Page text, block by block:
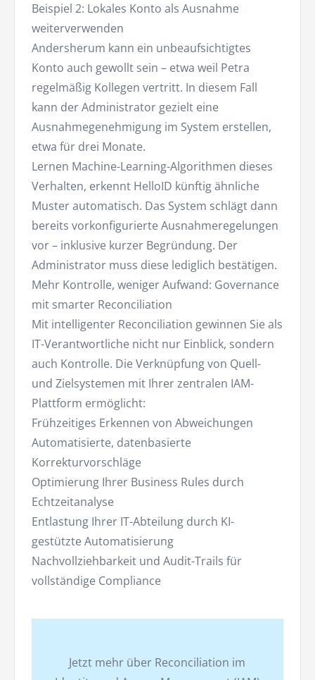
Beispiel 2: Lokales Konto als Ausnahme
weiterverwenden
Andersherum kann ein unbeaufsichtigtes
Konto auch gewollt sein – etwa weil Petra
regelmäßig Kollegen vertritt. In diesem Fall
kann der Administrator gezielt eine
Ausnahmegenehmigung im System erstellen,
etwa für drei Monate.
Lernen Machine-Learning-Algorithmen dieses
Verhalten, erkennt HelloID künftig ähnliche
Muster automatisch. Das System schlägt dann
bereits vorkonfigurierte Ausnahmeregelungen
vor – inklusive kurzer Begründung. Der
Administrator muss diese lediglich bestätigen.
Mehr Kontrolle, weniger Aufwand: Governance
mit smarter Reconciliation
Mit intelligenter Reconciliation gewinnen Sie als
IT-Verantwortliche nicht nur Einblick, sondern
auch Kontrolle. Die Verknüpfung von Quell-
und Zielsystemen mit Ihrer zentralen IAM-
Plattform ermöglicht:
Frühzeitiges Erkennen von Abweichungen
Automatisierte, datenbasierte
Korrekturvorschläge
Optimierung Ihrer Business Rules durch
Echtzeitanalyse
Entlastung Ihrer IT-Abteilung durch KI-
gestützte Automatisierung
Nachvollziehbarkeit und Audit-Trails für
vollständige Compliance
Jetzt mehr über Reconciliation im